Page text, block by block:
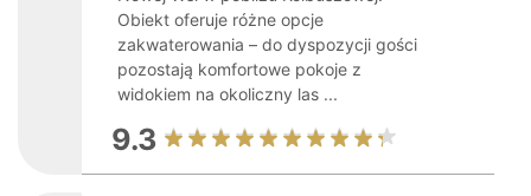
Obiekt oferuje różne opcje
zakwaterowania – do dyspozycji gości
pozostają komfortowe pokoje z
widokiem na okoliczny las ...
9.3